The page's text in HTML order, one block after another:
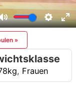
»
, Frauen